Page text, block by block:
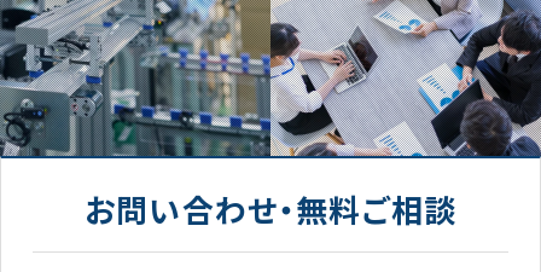
お問い合わせ・無料ご相談